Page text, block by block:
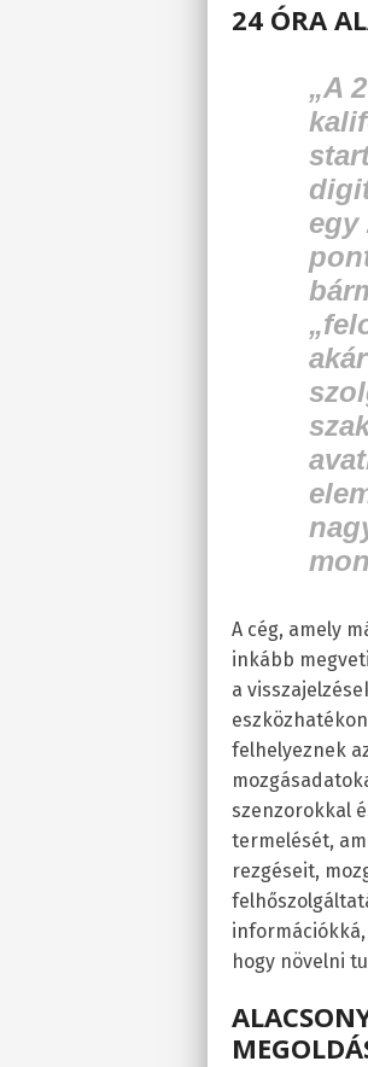
24 ÓRA
„A
egy
A cég, amely
inkább
a
felhelyeznek
szenzorokkal
termelését,
rezgéseit,
hogy növelni